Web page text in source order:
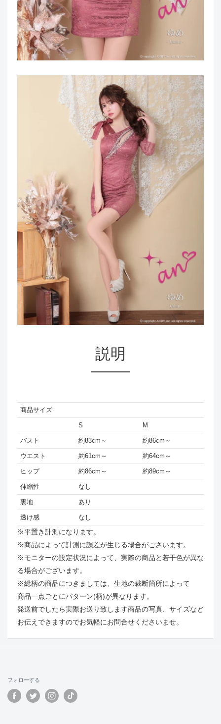
説明
商品サイズ
S M
バスト 約83cm～ 約86cm～
ウエスト 約61cm～ 約64cm～
ヒップ 約86cm～ 約89cm～
伸縮性 なし
裏地 あり
透け感 なし
※平置き計測になります。
※商品によって計測に誤差が生じる場合がございます。
※モニターの設定状況によって、実際の商品と若干色が異な
る場合がございます。
※総柄の商品につきましては、生地の裁断箇所によって
商品一点ごとにパターン(柄)が異なります。
発送前でしたら実際お送り致します商品の写真、サイズなど
お伝えできますのでお気軽にお問合せくださいませ。
フォローする